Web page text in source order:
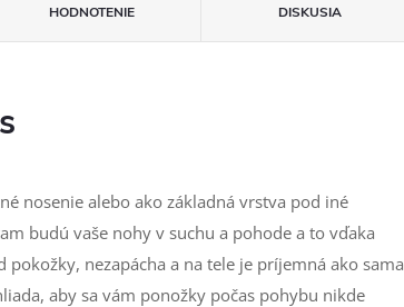
HODNOTENIE DISKUSIA
nosenie alebo ako základná vrstva pod iné
budú vaše nohy v suchu a pohode a to vďaka
nezapácha a na tele je príjemná ako sama
aby sa vám ponožky počas pohybu nikde